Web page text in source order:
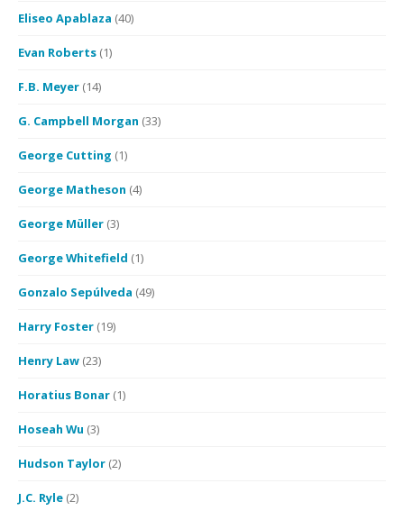
Eliseo Apablaza (40)
Evan Roberts (1)
F.B. Meyer (14)
G. Campbell Morgan (33)
George Cutting (1)
George Matheson (4)
George Müller (3)
George Whitefield (1)
Gonzalo Sepúlveda (49)
Harry Foster (19)
Henry Law (23)
Horatius Bonar (1)
Hoseah Wu (3)
Hudson Taylor (2)
J.C. Ryle (2)